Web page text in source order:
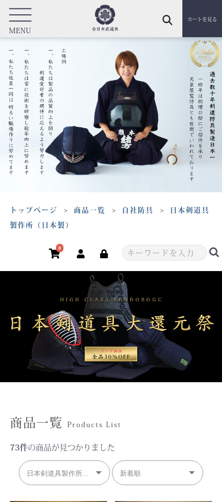
MENU
カートを見る
トップページ 商品一覧 自社防具
日本剣道具
製作所（日本製）
0
商品一覧 Products List
73件の商品が見つかりました